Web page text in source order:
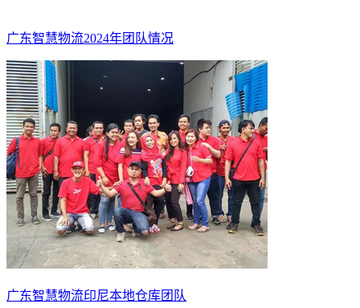
广东智慧物流2024年团队情况
广东智慧物流印尼本地仓库团队